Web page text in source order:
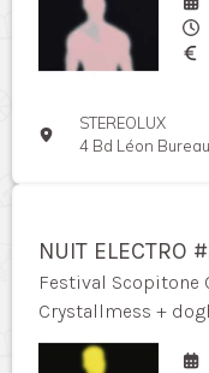
STEREOLUX
4 Bd Léon
NUIT ELECTRO
Festival Scopitone
Crystallmess +